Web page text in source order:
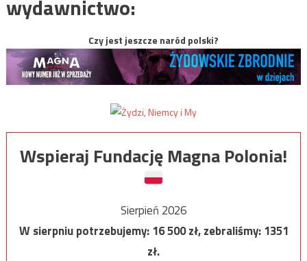
wydawnictwo:
Czy jest jeszcze naród polski?
Wspieraj Fundację Magna Polonia!
Sierpień 2026
W sierpniu potrzebujemy:16 500zł, zebraliśmy:1351
zł.